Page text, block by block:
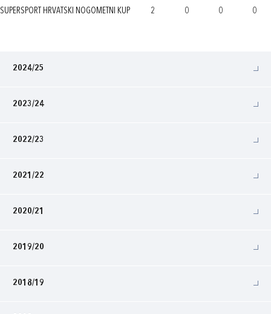
SUPERSPORT HRVATSKI NOGOMETNI KUP 2 0 0 0
2024/25
2023/24
2022/23
2021/22
2020/21
2019/20
2018/19